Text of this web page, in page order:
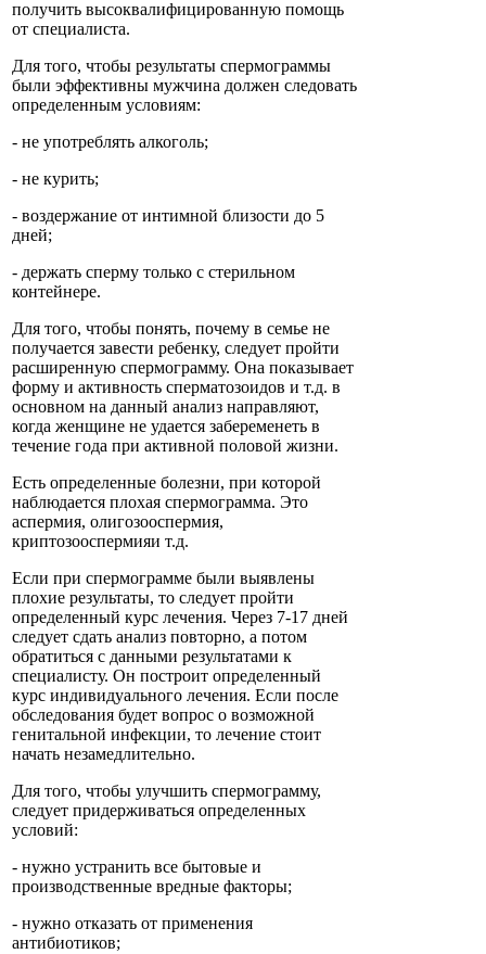
получить высоквалифицированную помощь
от специалиста.
Для того, чтобы результаты спермограммы
были эффективны мужчина должен следовать
определенным условиям:
- не употреблять алкоголь;
- не курить;
- воздержание от интимной близости до 5
дней;
- держать сперму только с стерильном
контейнере.
Для того, чтобы понять, почему в семье не
получается завести ребенку, следует пройти
расширенную спермограмму. Она показывает
форму и активность сперматозоидов и т.д. в
основном на данный анализ направляют,
когда женщине не удается забеременеть в
течение года при активной половой жизни.
Есть определенные болезни, при которой
наблюдается плохая спермограмма. Это
аспермия, олигозооспермия,
криптозооспермияи т.д.
Если при спермограмме были выявлены
плохие результаты, то следует пройти
определенный курс лечения. Через 7-17 дней
следует сдать анализ повторно, а потом
обратиться с данными результатами к
специалисту. Он построит определенный
курс индивидуального лечения. Если после
обследования будет вопрос о возможной
генитальной инфекции, то лечение стоит
начать незамедлительно.
Для того, чтобы улучшить спермограмму,
следует придерживаться определенных
условий:
- нужно устранить все бытовые и
производственные вредные факторы;
- нужно отказать от применения
антибиотиков;